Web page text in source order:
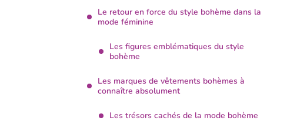
Le retour en force du style bohème dans la
mode féminine
Les figures emblématiques du style
bohème
Les marques de vêtements bohèmes à
connaître absolument
Les trésors cachés de la mode bohème